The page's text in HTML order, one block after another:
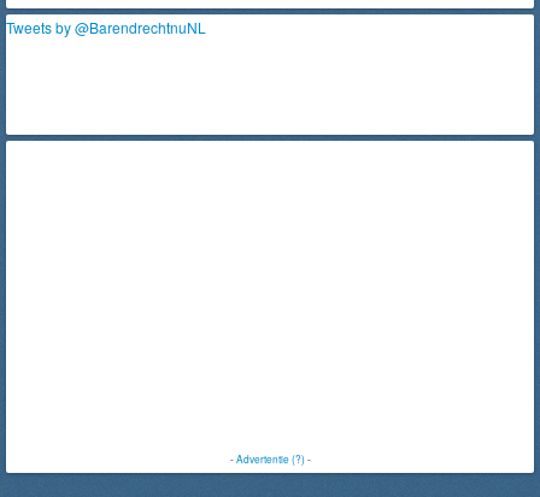
Tweets by @BarendrechtnuNL
-Advertentie (?)-